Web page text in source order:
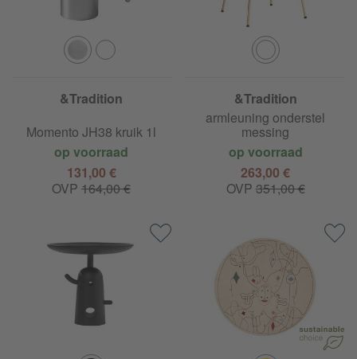
&Tradition
Momento JH38 kruik 1l
op voorraad
131,00 €
OVP164,00 €
&Tradition
Elefy JH28 stoel met
armleuning onderstel
messing
op voorraad
263,00 €
OVP 351,00 €